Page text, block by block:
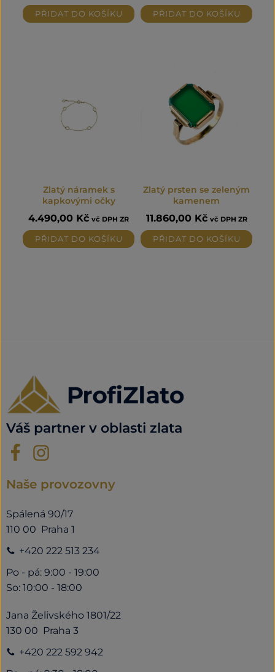
PŘIDAT DO KOŠÍKU PŘIDAT DO KOŠÍKU
Zlatý náramek s
kapkovými očky
4.490,00 Kč vč DPH ZR
PŘIDAT DO KOŠÍKU
Zlatý prsten se zeleným
kamenem
11.860,00 Kč vč DPH ZR
PŘIDAT DO KOŠÍKU
Váš partner v oblasti zlata
Naše provozovny
Spálená 90/17
110 00 Praha 1
+420 222 513 234
Po - pá: 9:00 - 19:00
So: 10:00 - 18:00
Jana Želivského 1801/22
130 00 Praha 3
+420 222 592 942